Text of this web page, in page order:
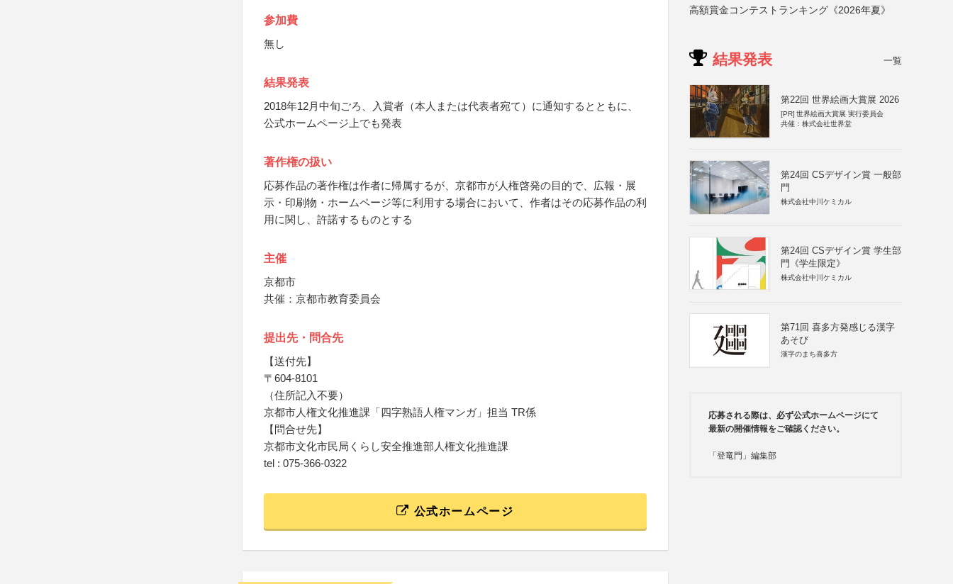
参加費
無し
結果発表
2018年12月中旬ごろ、入賞者（本人または代表者宛て）に通知するとともに、
公式ホームページ上でも発表
著作権の扱い
応募作品の著作権は作者に帰属するが、京都市が人権啓発の目的で、広報・展
示・印刷物・ホームページ等に利用する場合において、作者はその応募作品の利
用に関し、許諾するものとする
主催
京都市
共催：京都市教育委員会
提出先・問合先
【送付先】
〒604-8101
（住所記入不要）
京都市人権文化推進課「四字熟語人権マンガ」担当 TR係
【問合せ先】
京都市文化市民局くらし安全推進部人権文化推進課
tel : 075‐366‐0322
公式ホームページ
高額賞金コンテストランキング《2026年夏》
結果発表 一覧
第22回 世界絵画大賞展 2026
[PR] 世界絵画大賞展 実行委員会
共催：株式会社世界堂
第24回 CSデザイン賞 一般部
門
株式会社中川ケミカル
第24回 CSデザイン賞 学生部
門《学生限定》
株式会社中川ケミカル
第71回 喜多方発感じる漢字
あそび
漢字のまち喜多方
応募される際は、必ず公式ホームページにて
最新の開催情報をご確認ください。
「登竜門」編集部